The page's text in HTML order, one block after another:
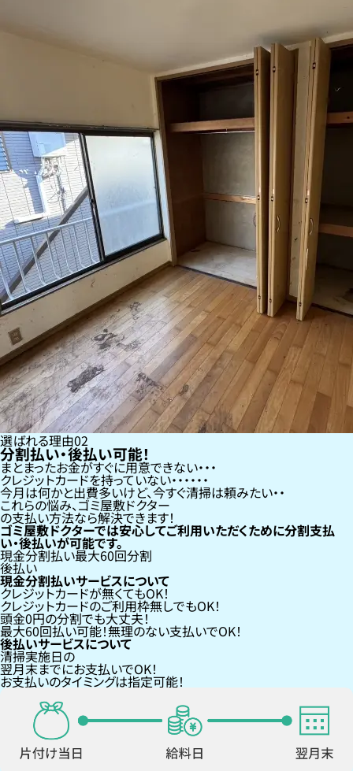
選ばれる理由02
分割払い・後払い可能！
まとまったお金がすぐに用意できない
クレジットカードを持っていない・・・
今月は何かと出費多いけど、今すぐ清掃は頼みたい
これらの悩み、ゴミ屋敷ドクター
の支払い方法なら解決できます！
ゴミ屋敷ドクターでは安心してご利用いただくために分割支払
い・後払いが可能です。
現金分割払い最大60回分割
後払い
現金分割払いサービスについて
クレジットカードが無くてもOK！
クレジットカードのご利用枠無しでもOK！
頭金0円の分割でも大丈夫！
最大60回払い可能！無理のない支払いでOK！
後払いサービスについて
清掃実施日の
翌月末までにお支払いでOK！
お支払いのタイミングは指定可能！